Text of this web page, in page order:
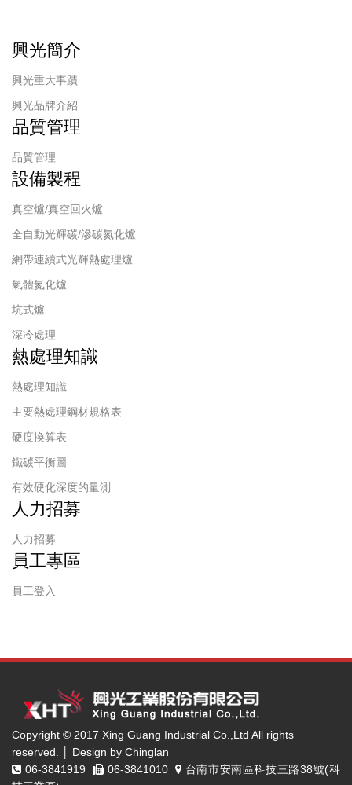
興光簡介
興光重大事蹟
興光品牌介紹
品質管理
品質管理
設備製程
真空爐/真空回火爐
全自動光輝碳/滲碳氮化爐
網帶連續式光輝熱處理爐
氣體氮化爐
坑式爐
深冷處理
熱處理知識
熱處理知識
主要熱處理鋼材規格表
硬度換算表
鐵碳平衡圖
有效硬化深度的量測
人力招募
人力招募
員工專區
員工登入
Copyright © 2017 Xing Guang Industrial Co.,Ltd All rights
reserved. │ Design by Chinglan
06-3841919
06-3841010
台南市安南區科技三路38號(科